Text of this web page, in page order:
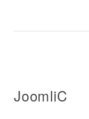
JoomliC